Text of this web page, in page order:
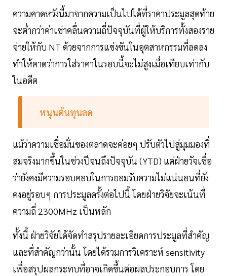
ความคาดหวังนี้มาจากความเป็นไปได้ที่ราคาประมูลสุดท้าย
จะต่ำกว่าค่าเช่าคลื่นความถี่ปัจจุบันที่ผู้ให้บริการทั้งสองราย
จ่ายให้กับ NT ด้วยจากการแข่งขันในอุตสาหกรรมที่ลดลง
ทำให้คาดว่าการใส่ราคาในรอบนี้จะไม่สูงเมื่อเทียบเท่ากับ
ในอดีต
หนุนต้นทุนลด
แม้ว่าความเชื่อมั่นของตลาดจะค่อยๆ ปรับตัวไปสู่มุมมองที่
สมจริงมากขึ้นในช่วงปีจนถึงปัจจุบัน (YTD) แต่ฝ่ายวัจเชื่อ
ว่ายังคงมีความรอบคอบในการยอมรับความไม่แน่นอนที่ยัง
คงอยู่รอบๆ การประมูลครั้งต่อไปนี้ โดยฝ่ายวิจัยจะเน้นที่
ความถี่ 2300MHz เป็นหลัก
ทั้งนี้ ฝ่ายวิจัยได้จัดทำสรุปรายละเอียดการประมูลที่สำคัญ
และที่สำคัญกว่านั้น โดยได้รวมการวิเคราะห์ sensitivity
เพื่อสรุปผลกระทบที่อาจเกิดขึ้นต่อผลประกอบการ โดย